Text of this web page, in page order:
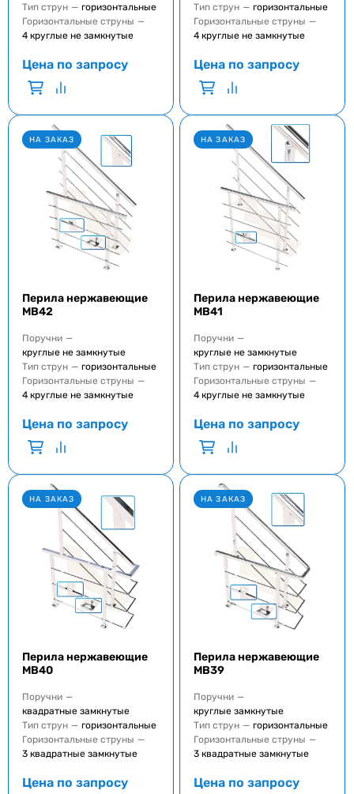
Тип струн — горизонтальные
Горизонтальные струны —
4 круглые не замкнутые
Цена по запросу
Тип струн — горизонтальные
Горизонтальные струны —
4 круглые не замкнутые
Цена по запросу
НА ЗАКАЗ
Перила нержавеющие
MB42
Поручни —
круглые не замкнутые
Тип струн — горизонтальные
Горизонтальные струны —
4 круглые не замкнутые
Цена по запросу
НА ЗАКАЗ
Перила нержавеющие
MB41
Поручни —
круглые не замкнутые
Тип струн — горизонтальные
Горизонтальные струны —
4 круглые не замкнутые
Цена по запросу
НА ЗАКАЗ
Перила нержавеющие
MB40
Поручни —
квадратные замкнутые
Тип струн — горизонтальные
Горизонтальные струны —
3 квадратные замкнутые
Цена по запросу
НА ЗАКАЗ
Перила нержавеющие
MB39
Поручни —
круглые замкнутые
Тип струн — горизонтальные
Горизонтальные струны —
3 квадратные замкнутые
Цена по запросу